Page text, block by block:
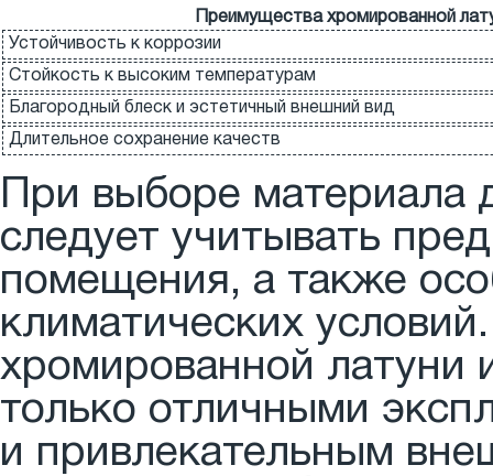
Преимущества хромированной
Устойчивость к коррозии
Стойкость к высоким температурам
Благородный блеск и эстетичный внешний вид
Длительное сохранение качеств
При выборе материала
следует учитывать
помещения, а также
климатических
хромированной латуни
только отличными
и привлекательным